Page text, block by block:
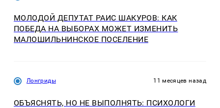
МОЛОДОЙ ДЕПУТАТ РАИС ШАКУРОВ: КАК
ПОБЕДА НА ВЫБОРАХ МОЖЕТ ИЗМЕНИТЬ
МАЛОШИЛЬНИНСКОЕ ПОСЕЛЕНИЕ
Лонгриды 11 месяцев назад
ОБЪЯСНЯТЬ, НО НЕ ВЫПОЛНЯТЬ: ПСИХОЛОГИ